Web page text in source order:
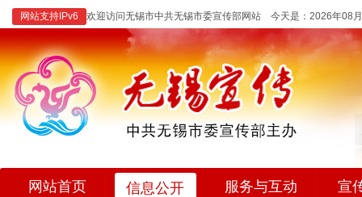
网站支持IPv6 欢迎访问无锡市中共无锡市委宣传部网站 今天是： 2026年08
网站首页 信息公开 服务与互动 宣